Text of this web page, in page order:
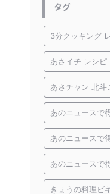
タグ
3分クッキング
あさイチ レシピ
あさチャン 北斗
あのニュースで
あのニュースで
あのニュースで
きょうの料理ビ